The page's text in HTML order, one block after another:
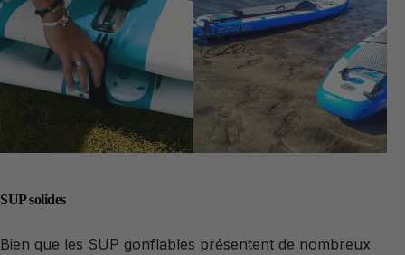
SUP solides
Bien que les SUP gonflables présentent de nombreux